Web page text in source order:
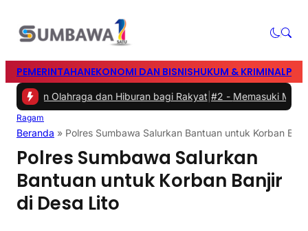
PEMERINTAHANEKONOMI DAN BISNISHUKUM & KRIMINAL
Olahraga dan Hiburan bagi Rakyat|#2 -Memasuki Malam
Ragam
Beranda » Polres Sumbawa Salurkan Bantuan untuk Korban
Polres Sumbawa Salurkan
Bantuan untuk Korban Banjir
di Desa Lito